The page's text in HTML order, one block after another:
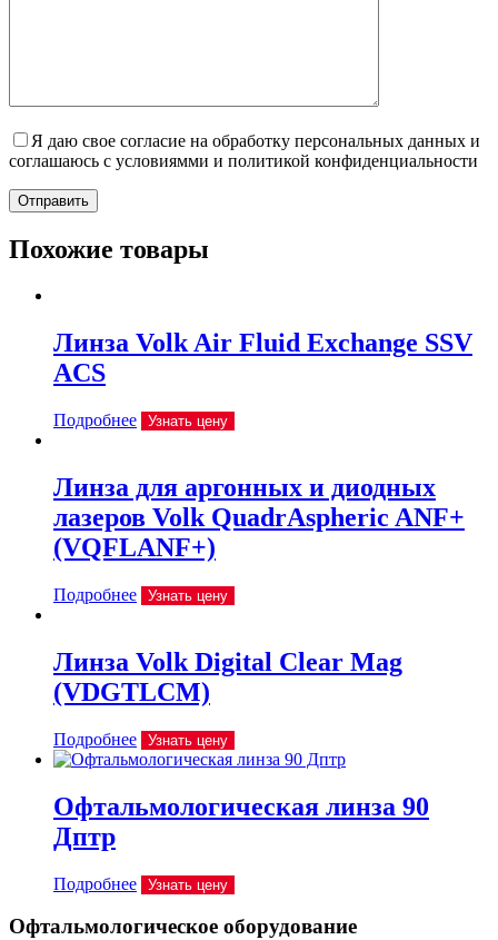
Я даю свое согласие на обработку персональных данных и
соглашаюсь с условиямми и политикой конфиденциальности
Отправить
Похожие товары
Линза Volk Air Fluid Exchange SSV
ACS
Подробнее Узнать цену
Линза для аргонных и диодных
лазеров Volk QuadrAspheric ANF+
(VQFLANF+)
Подробнее Узнать цену
Линза Volk Digital Clear Mag
(VDGTLCM)
Подробнее Узнать цену
Офтальмологическая линза 90
Дптр
Подробнее Узнать цену
Офтальмологическое оборудование